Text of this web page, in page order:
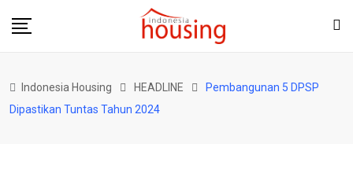
Indonesia Housing HEADLINE
Pembangunan 5 DPSP
Dipastikan Tuntas Tahun 2024